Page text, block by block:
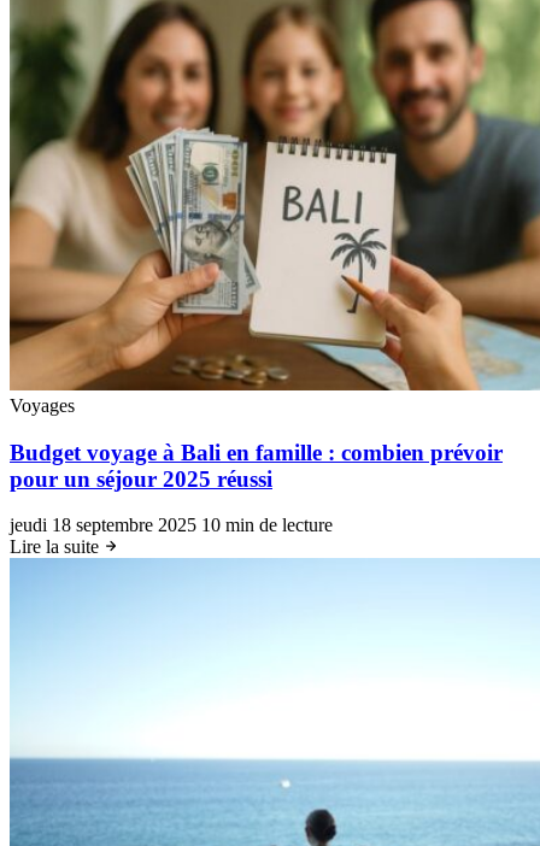
Voyages
Budget voyage à Bali en famille : combien prévoir
pour un séjour 2025 réussi
jeudi 18 septembre 2025 10 min de lecture
Lire la suite